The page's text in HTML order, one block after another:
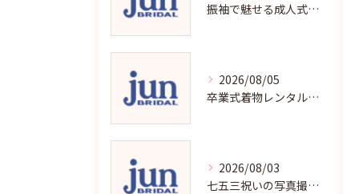
振袖で魅せる成人式写真の魅力と撮影ポイント
2026/08/05
卒業式着物レンタルの選び方と魅力
2026/08/03
七五三祝いの写真撮影で残す成長の瞬間